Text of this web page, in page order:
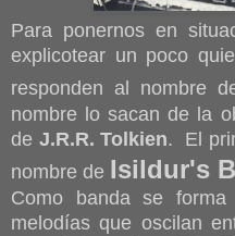
Para ponernos en
explicotear un poco
responden al nombre
nombre lo sacan de la
de J.R.R. Tolkien. El
nombre de Isildur's
Como banda se
melodías que oscilan